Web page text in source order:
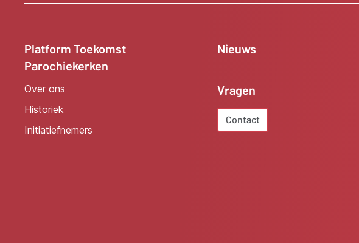
Platform Toekomst
Parochiekerken
Over ons
Historiek
Initiatiefnemers
Nieuws
Vragen
Contact